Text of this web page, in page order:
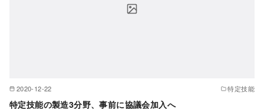
2020-12-22 特定技能
特定技能の製造3分野、事前に協議会加入へ